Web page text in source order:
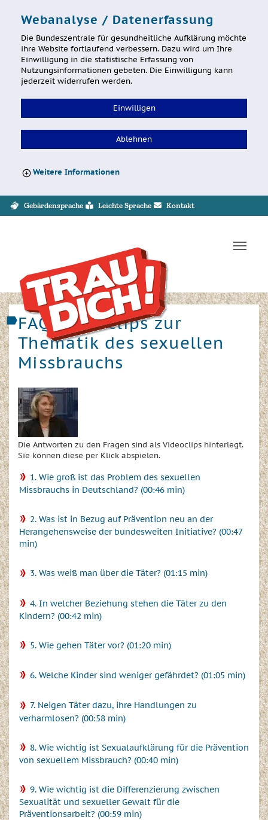
Webanalyse / Datenerfassung
Die Bundeszentrale für gesundheitliche Aufklärung möchte
ihre Website fortlaufend verbessern. Dazu wird um Ihre
Einwilligung in die statistische Erfassung von
Nutzungsinformationen gebeten. Die Einwilligung kann
jederzeit widerrufen werden.
Einwilligen
Ablehnen
Weitere Informationen
Sprung zur Servicenavigation
Sprung zur Hauptnavigation
Sprung zum Inhalt
Sprung zum Footer
Gebärdensprache Leichte Sprache Kontakt
FAQ-Videoclips zur
Thematik des sexuellen
Missbrauchs
Die Antworten zu den Fragen sind als Videoclips hinterlegt.
Sie können diese per Klick abspielen.
1. Wie groß ist das Problem des sexuellen
Missbrauchs in Deutschland? (00:46 min)
2. Was ist in Bezug auf Prävention neu an der
Herangehensweise der bundesweiten Initiative? (00:47
min)
3. Was weiß man über die Täter? (01:15 min)
4. In welcher Beziehung stehen die Täter zu den
Kindern? (00:42 min)
5. Wie gehen Täter vor? (01:20 min)
6. Welche Kinder sind weniger gefährdet? (01:05 min)
7. Neigen Täter dazu, ihre Handlungen zu
verharmlosen? (00:58 min)
8. Wie wichtig ist Sexualaufklärung für die Prävention
von sexuellem Missbrauch? (00:40 min)
9. Wie wichtig ist die Differenzierung zwischen
Sexualität und sexueller Gewalt für die
Präventionsarbeit? (00:59 min)